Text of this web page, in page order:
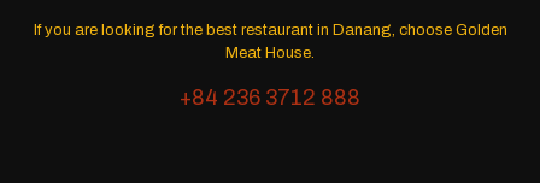
If you are looking for the best restaurant in Danang, choose Golden
Meat House.
+84 236 3712 888